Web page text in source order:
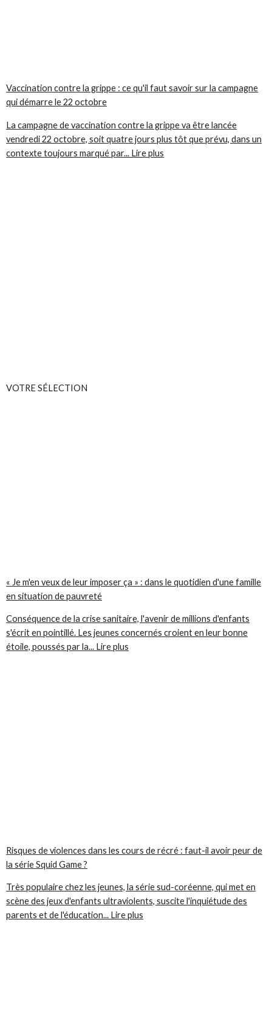
Vaccination contre la grippe : ce qu'il faut savoir sur la campagne
qui démarre le 22 octobre
La campagne de vaccination contre la grippe va être lancée
vendredi 22 octobre, soit quatre jours plus tôt que prévu, dans un
contexte toujours marqué par... Lire plus
VOTRE SÉLECTION
« Je m'en veux de leur imposer ça » : dans le quotidien d'une famille
en situation de pauvreté
Conséquence de la crise sanitaire, l'avenir de millions d'enfants
s'écrit en pointillé. Les jeunes concernés croient en leur bonne
étoile, poussés par la... Lire plus
Risques de violences dans les cours de récré : faut-il avoir peur de
la série Squid Game ?
Très populaire chez les jeunes, la série sud-coréenne, qui met en
scène des jeux d'enfants ultraviolents, suscite l'inquiétude des
parents et de l'éducation... Lire plus